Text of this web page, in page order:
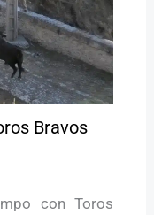
Bravos
con Toros